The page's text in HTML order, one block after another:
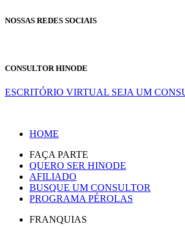
NOSSAS REDES SOCIAIS
CONSULTOR HINODE
ESCRITÓRIO VIRTUAL SEJA UM
HOME
FAÇA PARTE
QUERO SER HINODE
AFILIADO
BUSQUE UM CONSULTOR
PROGRAMA PÉROLAS
FRANQUIAS